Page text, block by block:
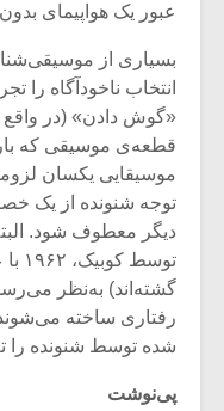
عبور یک هواپیمای
بسیاری از
انتخاب ناخودآگاه را
«گوش دادن» (در واقع
قطعه‌ی موسیقی که
موسیقایی یکسان
توجه شنونده از یک
دیگر معطوف شود.
گشته‌اند) به‌نظر
رفتاری ساخته
شده توسط شنونده را
پی‌نوشت